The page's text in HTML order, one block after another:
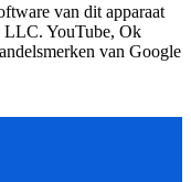
van dit apparaat
LLC. YouTube, Ok
van Google